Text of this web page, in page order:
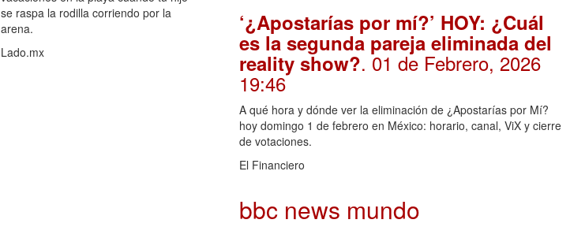
se raspa la rodilla corriendo por la
arena.
Lado.mx
‘¿Apostarías por mí?’ HOY: ¿Cuál
es la segunda pareja eliminada del
reality show?. 01 de Febrero, 2026
19:46
A qué hora y dónde ver la eliminación de ¿Apostarías por Mí?
hoy domingo 1 de febrero en México: horario, canal, ViX y cierre
de votaciones.
El Financiero
bbc news mundo